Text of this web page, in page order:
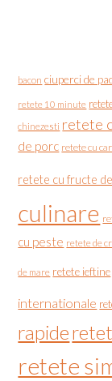
bacon ciuperci de
retete 10 minute
chinezesti retete
de porc retete cu
retete cu fructe
culinare
cu peste retete de
de mare retete ieftine
internationale
rapide
retete